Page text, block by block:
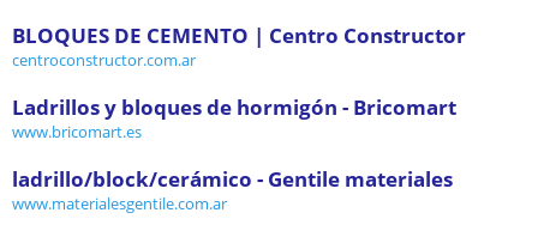
BLOQUES DE CEMENTO | Centro Constructor
centroconstructor.com.ar
Ladrillos y bloques de hormigón - Bricomart
www.bricomart.es
ladrillo/block/cerámico - Gentile materiales
www.materialesgentile.com.ar